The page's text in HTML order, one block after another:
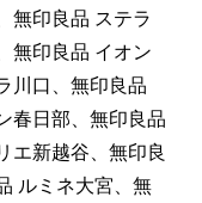
無印良品 ステラ
無印良品 イオン
川口、無印良品
春日部、無印良品
エ新越谷、無印良
ルミネ大宮、無